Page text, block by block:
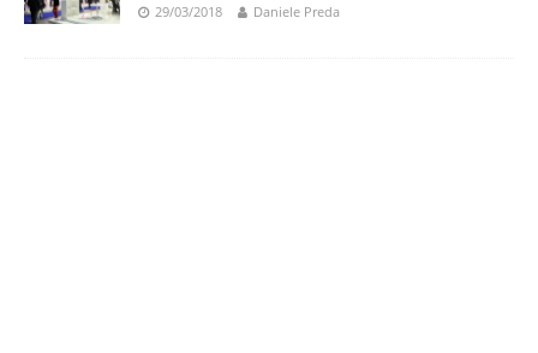
29/03/2018 Daniele Preda